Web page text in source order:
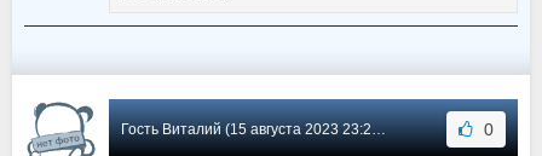
Гость Виталий (15 августа 2023 23:29) Сообщение #559 0